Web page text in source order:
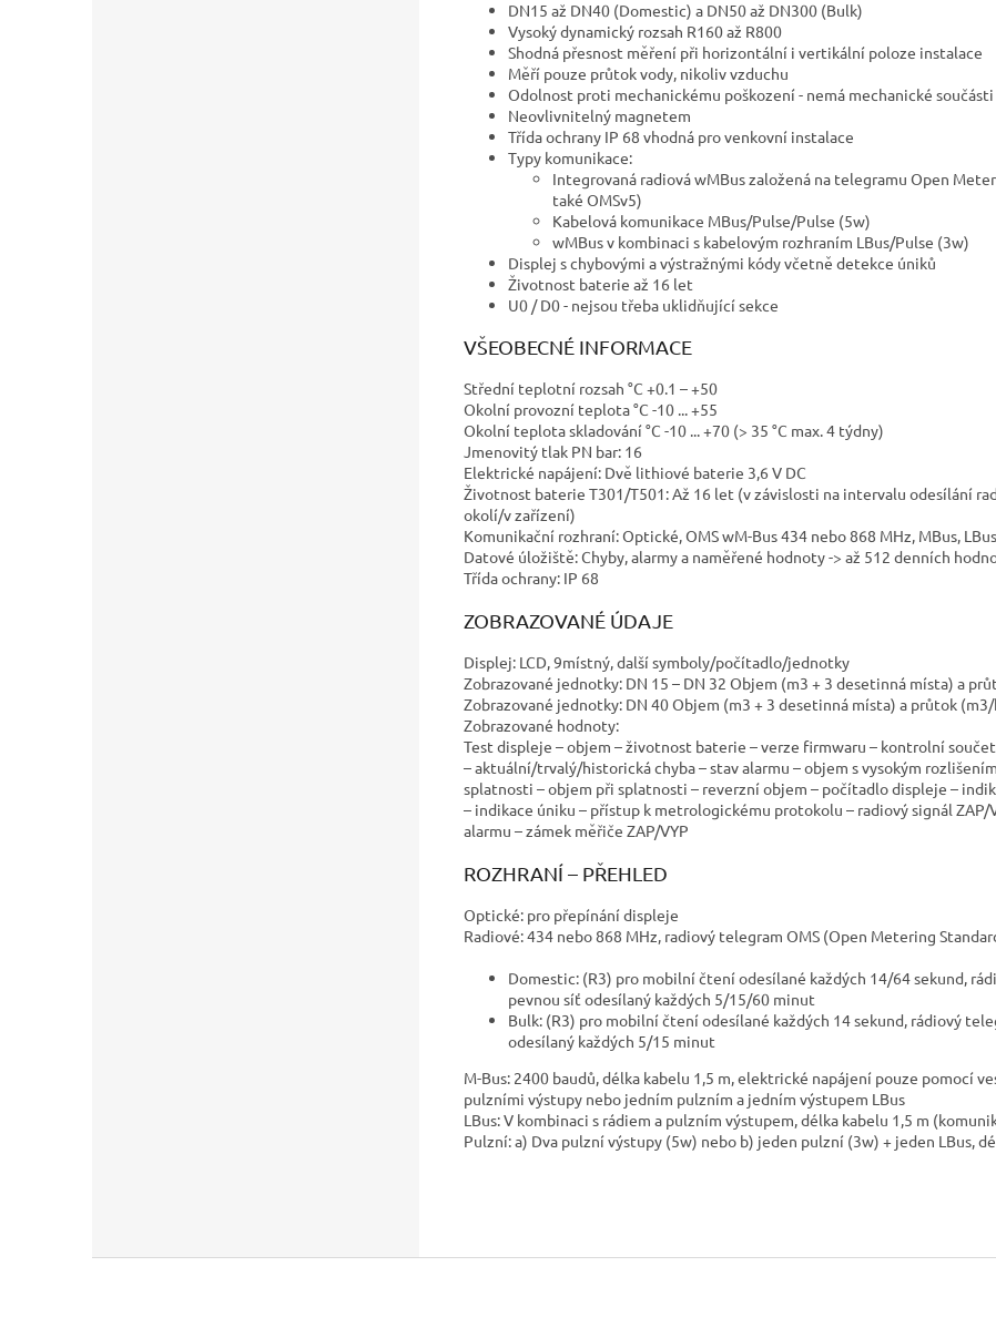
DN15 až DN40 (Domestic) a DN50 až DN300 (Bulk)
Vysoký dynamický rozsah R160 až R800
Shodná přesnost měření při horizontální i vertikální poloze instalace
Měří pouze průtok vody, nikoliv vzduchu
Odolnost proti mechanickému poškození - nemá mechanické součásti
Neovlivnitelný magnetem
Třída ochrany IP 68 vhodná pro venkovní instalace
Typy komunikace:
Integrovaná radiová wMBus založená na telegramu Open
také OMSv5)
Kabelová komunikace MBus/Pulse/Pulse (5w)
wMBus v kombinaci s kabelovým rozhraním LBus/Pulse (3w)
Displej s chybovými a výstražnými kódy včetně detekce úniků
Životnost baterie až 16 let
U0 / D0 - nejsou třeba uklidňující sekce
VŠEOBECNÉ INFORMACE
Střední teplotní rozsah °C +0.1 – +50
Okolní provozní teplota °C -10 ... +55
Okolní teplota skladování °C -10 ... +70 (> 35 °C max. 4 týdny)
Jmenovitý tlak PN bar: 16
Elektrické napájení: Dvě lithiové baterie 3,6 V DC
Životnost baterie T301/T501: Až 16 let (v závislosti na intervalu odesílání
okolí/v zařízení)
Komunikační rozhraní: Optické, OMS wM-Bus 434 nebo 868 MHz, MBus,
Datové úložiště: Chyby, alarmy a naměřené hodnoty -> až 512 denních
Třída ochrany: IP 68
ZOBRAZOVANÉ ÚDAJE
Displej: LCD, 9místný, další symboly/počítadlo/jednotky
Zobrazované jednotky: DN 15 – DN 32 Objem (m3 + 3 desetinná místa) a
Zobrazované jednotky: DN 40 Objem (m3 + 3 desetinná místa) a průtok
Zobrazované hodnoty:
Test displeje – objem – životnost baterie – verze firmwaru – kontrolní
– aktuální/trvalý/historická chyba – stav alarmu – objem s vysokým
splatnosti – objem při splatnosti – reverzní objem – počítadlo displeje –
– indikace úniku – přístup k metrologickému protokolu – radiový signál ZAP/
alarmu – zámek měřiče ZAP/VYP
ROZHRANÍ – PŘEHLED
Optické: pro přepínání displeje
Radiové: 434 nebo 868 MHz, radiový telegram OMS (Open Metering
Domestic: (R3) pro mobilní čtení odesílané každých 14/64 sekund,
pevnou síť odesílaný každých 5/15/60 minut
Bulk: (R3) pro mobilní čtení odesílané každých 14 sekund, rádiový
odesílaný každých 5/15 minut
M-Bus: 2400 baudů, délka kabelu 1,5 m, elektrické napájení pouze pomocí
pulzními výstupy nebo jedním pulzním a jedním výstupem LBus
LBus: V kombinaci s rádiem a pulzním výstupem, délka kabelu 1,5 m
Pulzní: a) Dva pulzní výstupy (5w) nebo b) jeden pulzní (3w) + jeden LBus,